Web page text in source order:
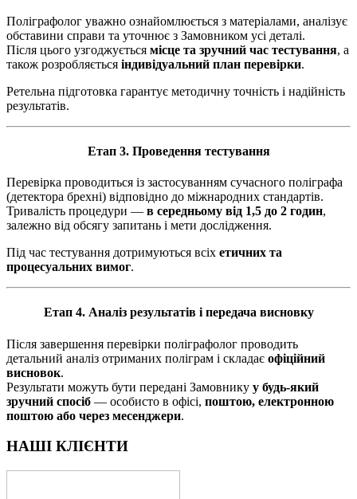
Поліграфолог уважно ознайомлюється з матеріалами, аналізує
обставини справи та уточнює з Замовником усі деталі.
Після цього узгоджується місце та зручний час тестування, а
також розробляється індивідуальний план перевірки.
Ретельна підготовка гарантує методичну точність і надійність
результатів.
Етап 3. Проведення тестування
Перевірка проводиться із застосуванням сучасного поліграфа
(детектора брехні) відповідно до міжнародних стандартів.
Тривалість процедури — в середньому від 1,5 до 2 годин,
залежно від обсягу запитань і мети дослідження.
Під час тестування дотримуються всіх етичних та
процесуальних вимог.
Етап 4. Аналіз результатів і передача висновку
Після завершення перевірки поліграфолог проводить
детальний аналіз отриманих поліграм і складає офіційний
висновок.
Результати можуть бути передані Замовнику у будь-який
зручний спосіб — особисто в офісі, поштою, електронною
поштою або через месенджери.
НАШІ КЛІЄНТИ